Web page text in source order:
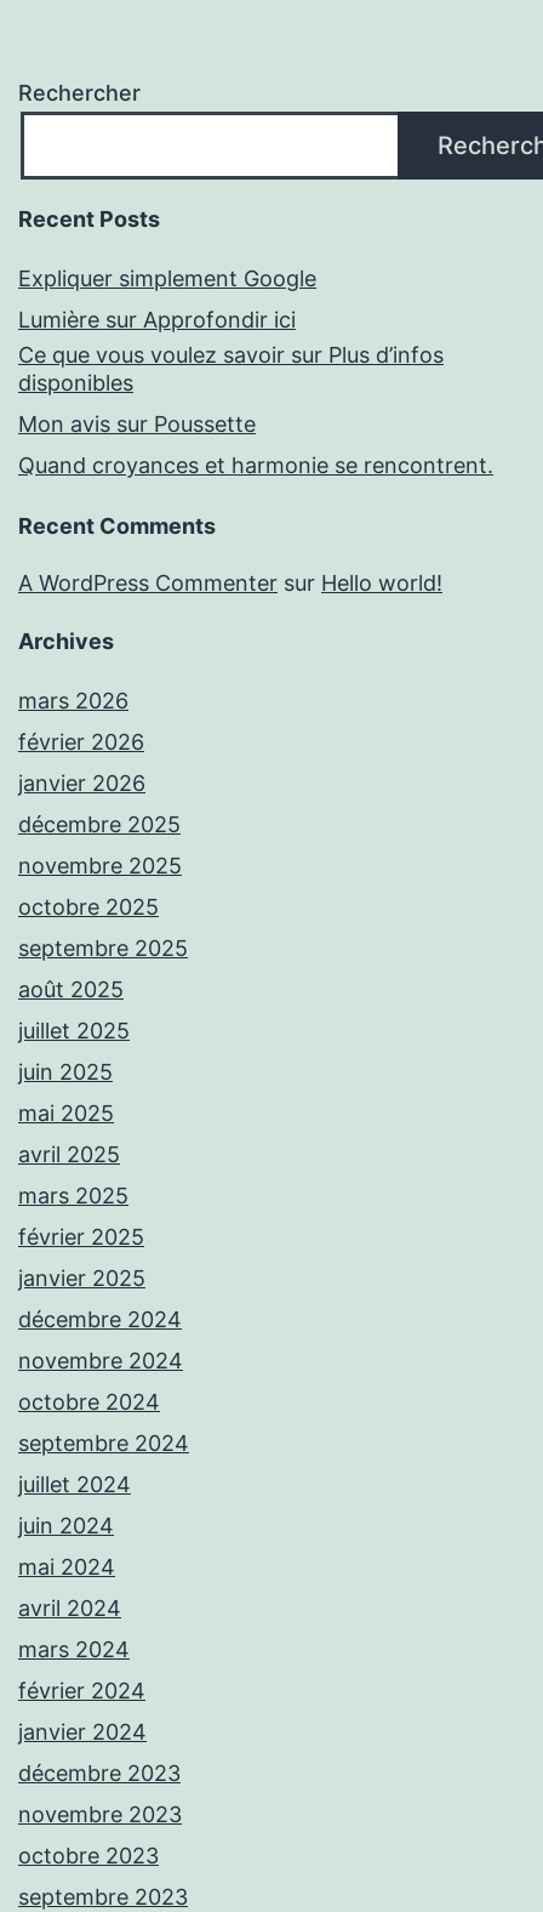
Rechercher
Recent Posts
Expliquer simplement Google
Lumière sur Approfondir ici
Ce que vous voulez savoir sur Plus d’infos
disponibles
Mon avis sur Poussette
Quand croyances et harmonie se rencontrent.
Recent Comments
A WordPress Commenter sur Hello world!
Archives
mars 2026
février 2026
janvier 2026
décembre 2025
novembre 2025
octobre 2025
septembre 2025
août 2025
juillet 2025
juin 2025
mai 2025
avril 2025
mars 2025
février 2025
janvier 2025
décembre 2024
novembre 2024
octobre 2024
septembre 2024
juillet 2024
juin 2024
mai 2024
avril 2024
mars 2024
février 2024
janvier 2024
décembre 2023
novembre 2023
octobre 2023
septembre 2023